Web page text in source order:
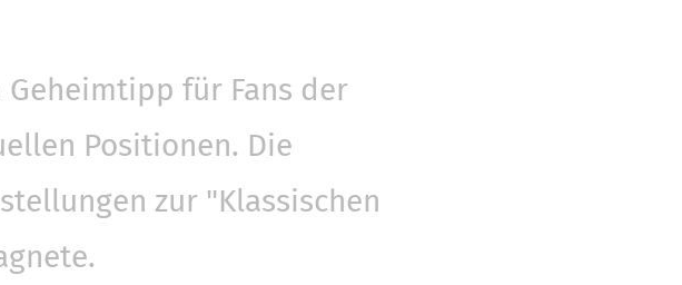
für Fans der
Positionen. Die
zur "Klassischen